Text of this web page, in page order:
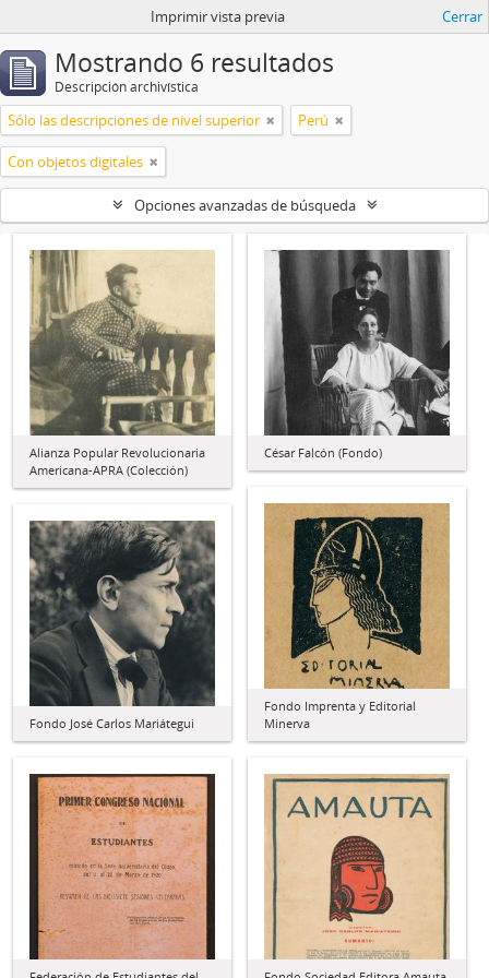
Imprimir vista previa Cerrar
Mostrando 6 resultados
Descripción archivística
Sólo las descripciones de nivel superior Perú
Con objetos digitales
Opciones avanzadas de búsqueda
Alianza Popular Revolucionaria
Americana-APRA (Colección)
César Falcón (Fondo)
Fondo Imprenta y Editorial
Minerva
Fondo José Carlos Mariátegui